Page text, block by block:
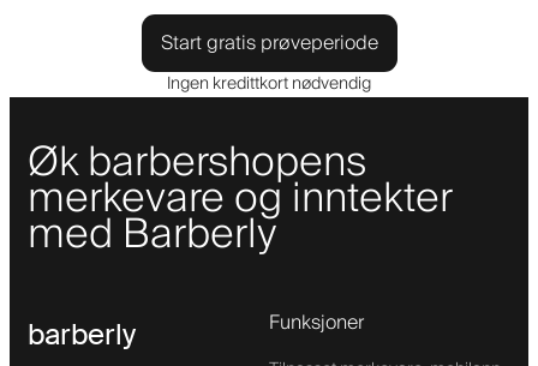
Start gratis prøveperiode
Ingen kredittkort nødvendig
Øk barbershopens
merkevare og inntekter
med Barberly
barberly Funksjoner